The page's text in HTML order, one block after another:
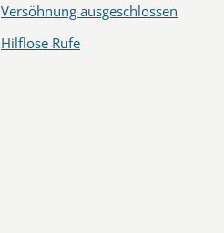
Versöhnung ausgeschlossen
Hilflose Rufe